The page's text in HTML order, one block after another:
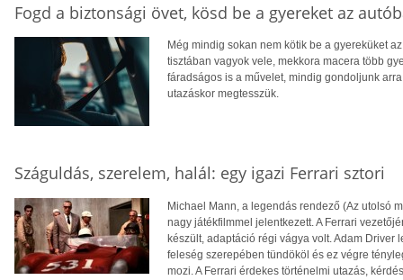
Fogd a biztonsági övet, kösd be a gyereket az
Még mindig sokan nem kötik be a gyereküket
tisztában vagyok vele, mekkora macera több
fáradságos is a művelet, mindig gondoljunk
utazáskor megtesszük.
Száguldás, szerelem, halál: egy igazi Ferrari sztori
Michael Mann, a legendás rendező (Az utolsó
nagy játékfilmmel jelentkezett. A Ferrari
készült, adaptáció régi vágya volt. Adam
feleség szerepében tündököl és ez végre
mozi. A Ferrari érdekes történelmi utazás,